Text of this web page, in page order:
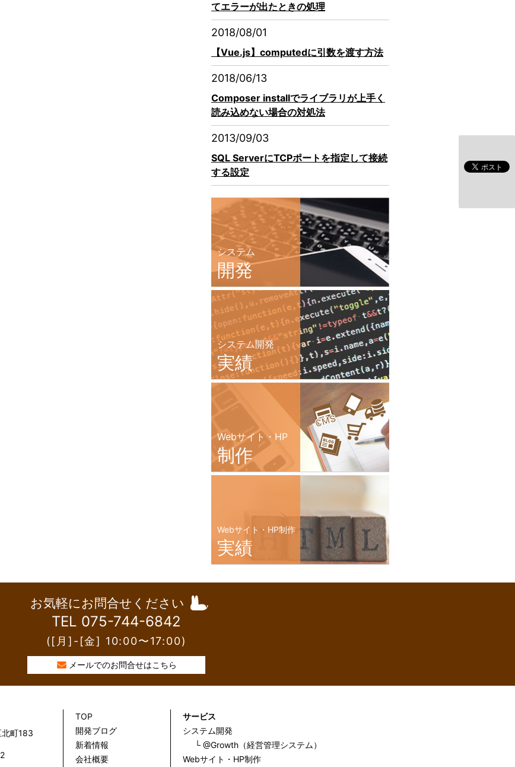
てエラーが出たときの処理
2018/08/01
【Vue.js】computedに引数を渡す方法
2018/06/13
Composer installでライブラリが上手く
読み込めない場合の対処法
2013/09/03
SQL ServerにTCPポートを指定して接続
する設定
システム
開発
システム開発
実績
Webサイト・HP
制作
Webサイト・HP制作
実績
お気軽にお問合せください
TEL 075-744-6842
([月]-[金] 10:00〜17:00)
メールでのお問合せはこちら
町183
TOP
開発ブログ
新着情報
会社概要
サービス
システム開発
└ @Growth（経営管理システム）
Webサイト・HP制作